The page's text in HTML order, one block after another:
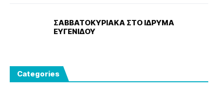
ΣΑΒΒΑΤΟΚΥΡΙΑΚΑ ΣΤΟ ΙΔΡΥΜΑ
ΕΥΓΕΝΙΔΟΥ
Categories